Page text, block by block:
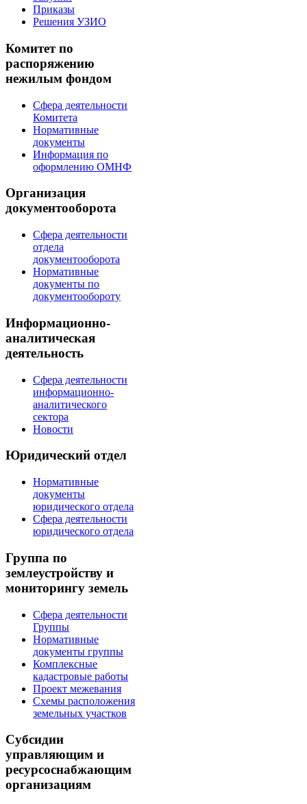
Приказы
Решения УЗИО
Комитет по
распоряжению
нежилым фондом
Сфера деятельности
Комитета
Нормативные
документы
Информация по
оформлению ОМНФ
Организация
документооборота
Сфера деятельности
отдела
документооборота
Нормативные
документы по
документообороту
Информационно-
аналитическая
деятельность
Сфера деятельности
информационно-
аналитического
сектора
Новости
Юридический отдел
Нормативные
документы
юридического отдела
Сфера деятельности
юридического отдела
Группа по
землеустройству и
мониторингу земель
Сфера деятельности
Группы
Нормативные
документы группы
Комплексные
кадастровые работы
Проект межевания
Схемы расположения
земельных участков
Субсидии
управляющим и
ресурсоснабжающим
организациям